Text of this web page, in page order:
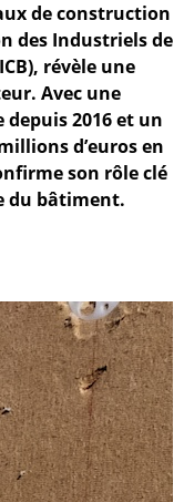
de construction
des Industriels de
révèle une
Avec une
2016 et un
d’euros en
son rôle clé
du bâtiment.